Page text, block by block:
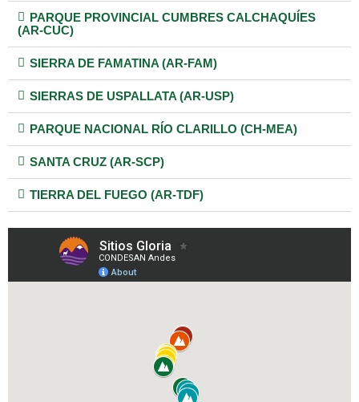
PARQUE PROVINCIAL CUMBRES CALCHAQUÍES
(AR-CUC)
SIERRA DE FAMATINA (AR-FAM)
SIERRAS DE USPALLATA (AR-USP)
PARQUE NACIONAL RÍO CLARILLO (CH-MEA)
SANTA CRUZ (AR-SCP)
TIERRA DEL FUEGO (AR-TDF)